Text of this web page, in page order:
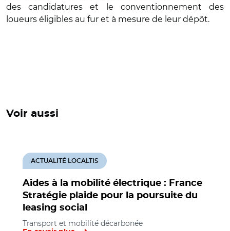
des candidatures et le conventionnement des
loueurs éligibles au fur et à mesure de leur dépôt.
Voir aussi
Aides à la mobilité électrique : France
Stratégie plaide pour la poursuite du
leasing social
ACTUALITÉ LOCALTIS
Transport et mobilité décarbonée